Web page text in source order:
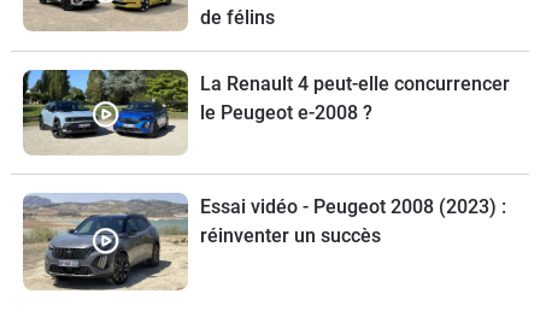
de félins
La Renault 4 peut-elle concurrencer
le Peugeot e-2008 ?
Essai vidéo - Peugeot 2008 (2023) :
réinventer un succès